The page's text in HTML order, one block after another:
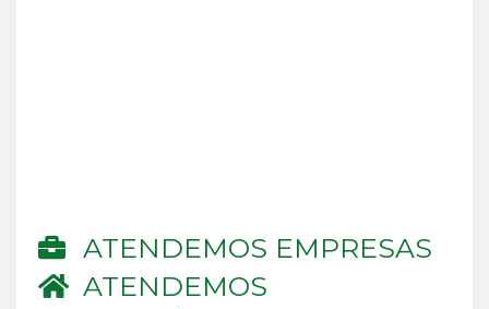
ATENDEMOS EMPRESAS
ATENDEMOS